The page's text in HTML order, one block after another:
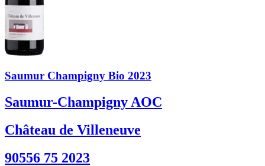
Saumur Champigny Bio 2023
Saumur-Champigny AOC
Château de Villeneuve
90556 75 2023